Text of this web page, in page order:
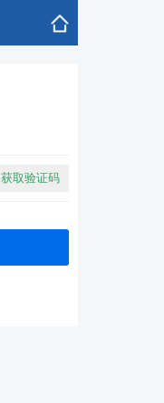
获取验证码